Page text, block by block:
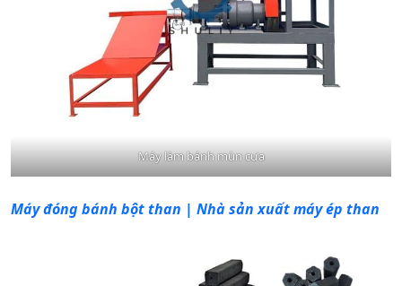
Máy làm bánh mùn cưa
Máy đóng bánh bột than | Nhà sản xuất máy ép than